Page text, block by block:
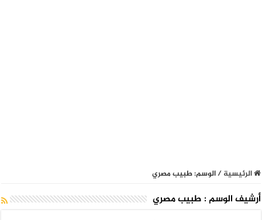
الرئيسية/الوسم:طبيب مصري
أرشيف الوسم : طبيب مصري